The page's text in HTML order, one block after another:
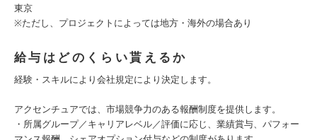
東京
※ただし、プロジェクトによっては地方・海外の場合あり
給与はどのくらい貰えるか
経験・スキルにより会社規定により決定します。
アクセンチュアでは、市場競争力のある報酬制度を提供します。
・所属グループ／キャリアレベル／評価に応じ、業績賞与、パフォー